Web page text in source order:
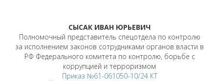
СЫСАК ИВАН ЮРЬЕВИЧ
Полномочный представитель спецотдела по контролю
за исполнением законов сотрудниками органов власти в
РФ Федерального комитета по контролю, борьбе с
коррупцией и терроризмом
Приказ №61-061050-10/24 КТ